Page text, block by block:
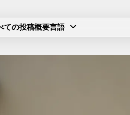
ての投稿概要言語